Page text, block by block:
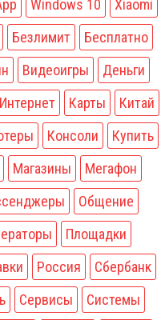
Windows 10
Xiaomi
Безлимит
Бесплатно
Видеоигры
Деньги
Интернет Карты
Китай
Консоли
Купить
Магазины
Мегафон
Общение
Площадки
Россия
Сбербанк
Сервисы
Системы